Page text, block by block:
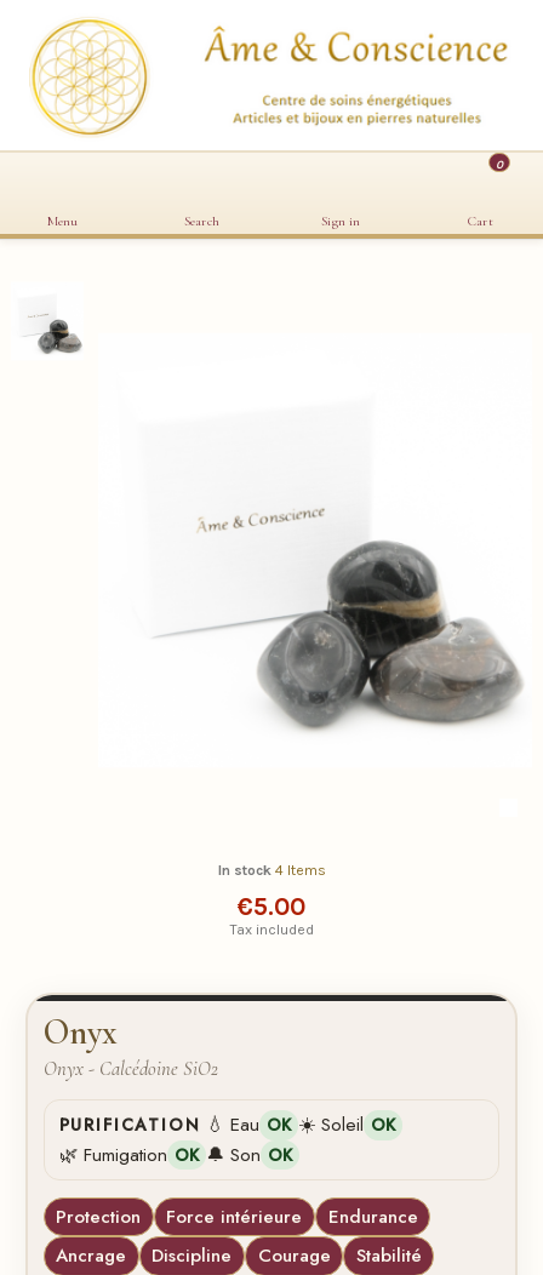
Menu Search Sign in
0
Cart
In stock 4 Items
€5.00
Tax included
Onyx
Onyx - Calcédoine SiO2
PURIFICATION 💧 Eau OK ☀️ Soleil OK
🌿 Fumigation OK 🔔 Son OK
Protection Force intérieure
Endurance
Ancrage
Discipline Courage Stabilité